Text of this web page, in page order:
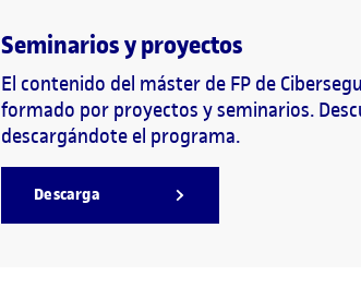
Seminarios y proyectos
El contenido del máster de FP de
formado por proyectos y seminarios.
descargándote el programa.
Descarga